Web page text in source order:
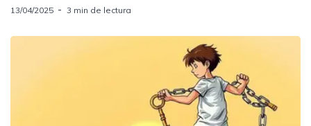
13/04/2025 3 min de lectura